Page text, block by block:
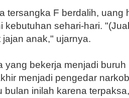
tersangka F berdalih, uang
kebutuhan sehari-hari.
jajan anak," ujarnya.
yang bekerja menjadi
menjadi pengedar
bulan inilah karena